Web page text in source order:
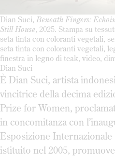
Dian Suci, Beneath Fingers:
Still House, 2025. Stampa su
seta tinta con coloranti vegetali,
seta tinta con coloranti vegetali,
finestra in legno di teak, video,
Dian Suci
È Dian Suci, artista
vincitrice della decima
Prize for Women,
in concomitanza con
Esposizione
istituito nel 2005,